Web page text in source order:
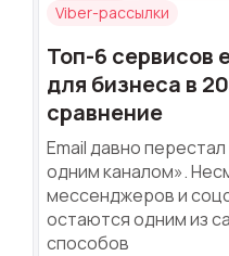
Viber-рассылки
Топ-6 сервисов
для бизнеса в
сравнение
Email давно
одним каналом».
мессенджеров и
остаются одним из
способов